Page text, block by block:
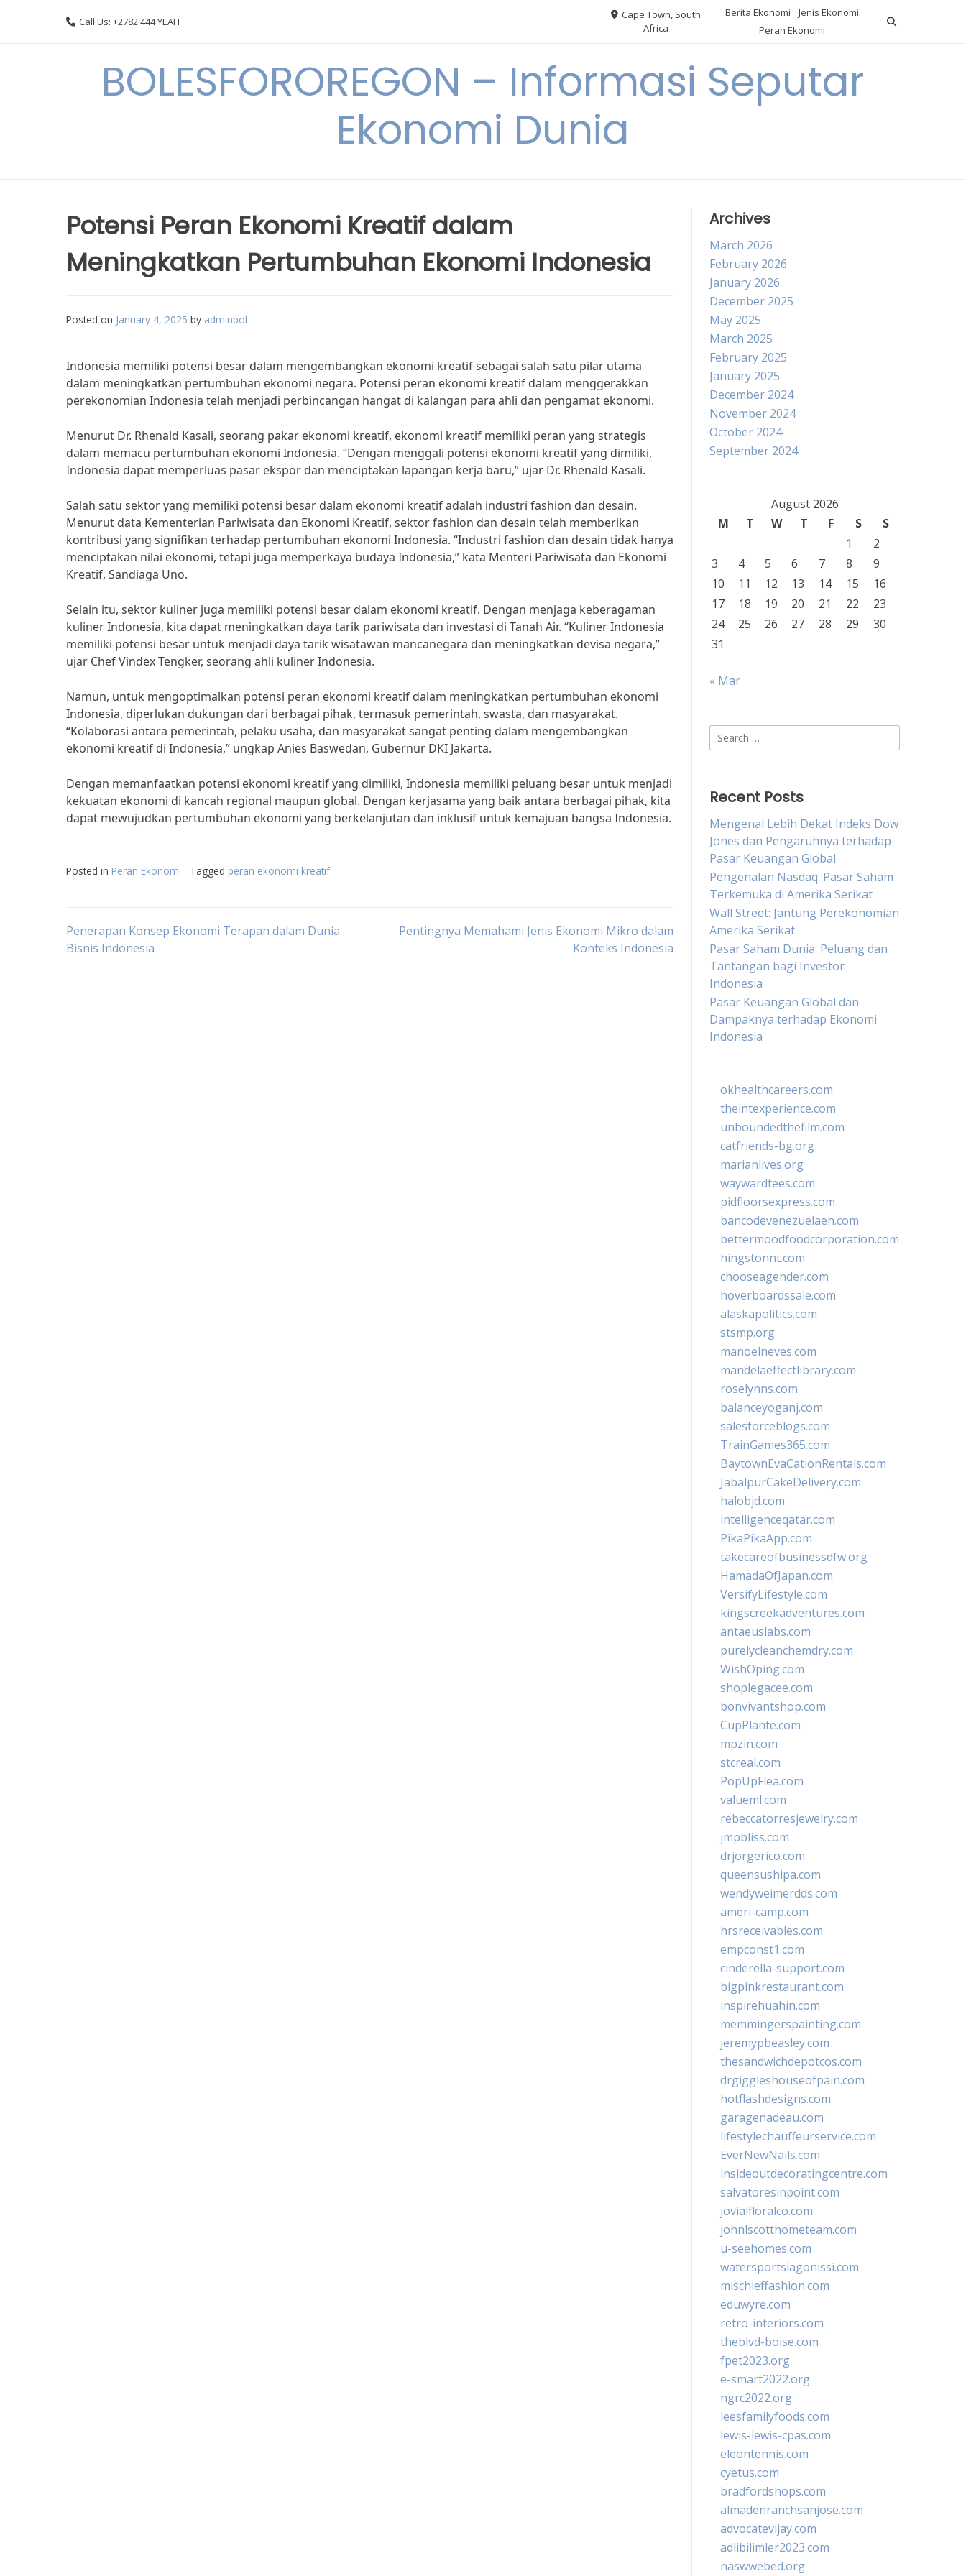
Call Us: +2782 444 YEAH
Cape Town, South
Africa
Berita Ekonomi
Jenis Ekonomi
Peran Ekonomi
BOLESFOROREGON – Informasi Seputar
Ekonomi Dunia
Potensi Peran Ekonomi Kreatif dalam
Meningkatkan Pertumbuhan Ekonomi Indonesia
Posted on January 4, 2025 by adminbol
Indonesia memiliki potensi besar dalam mengembangkan ekonomi kreatif sebagai salah satu pilar utama
dalam meningkatkan pertumbuhan ekonomi negara. Potensi peran ekonomi kreatif dalam menggerakkan
perekonomian Indonesia telah menjadi perbincangan hangat di kalangan para ahli dan pengamat ekonomi.
Menurut Dr. Rhenald Kasali, seorang pakar ekonomi kreatif, ekonomi kreatif memiliki peran yang strategis
dalam memacu pertumbuhan ekonomi Indonesia. “Dengan menggali potensi ekonomi kreatif yang dimiliki,
Indonesia dapat memperluas pasar ekspor dan menciptakan lapangan kerja baru,” ujar Dr. Rhenald Kasali.
Salah satu sektor yang memiliki potensi besar dalam ekonomi kreatif adalah industri fashion dan desain.
Menurut data Kementerian Pariwisata dan Ekonomi Kreatif, sektor fashion dan desain telah memberikan
kontribusi yang signifikan terhadap pertumbuhan ekonomi Indonesia. “Industri fashion dan desain tidak hanya
menciptakan nilai ekonomi, tetapi juga memperkaya budaya Indonesia,” kata Menteri Pariwisata dan Ekonomi
Kreatif, Sandiaga Uno.
Selain itu, sektor kuliner juga memiliki potensi besar dalam ekonomi kreatif. Dengan menjaga keberagaman
kuliner Indonesia, kita dapat meningkatkan daya tarik pariwisata dan investasi di Tanah Air. “Kuliner Indonesia
memiliki potensi besar untuk menjadi daya tarik wisatawan mancanegara dan meningkatkan devisa negara,”
ujar Chef Vindex Tengker, seorang ahli kuliner Indonesia.
Namun, untuk mengoptimalkan potensi peran ekonomi kreatif dalam meningkatkan pertumbuhan ekonomi
Indonesia, diperlukan dukungan dari berbagai pihak, termasuk pemerintah, swasta, dan masyarakat.
“Kolaborasi antara pemerintah, pelaku usaha, dan masyarakat sangat penting dalam mengembangkan
ekonomi kreatif di Indonesia,” ungkap Anies Baswedan, Gubernur DKI Jakarta.
Dengan memanfaatkan potensi ekonomi kreatif yang dimiliki, Indonesia memiliki peluang besar untuk menjadi
kekuatan ekonomi di kancah regional maupun global. Dengan kerjasama yang baik antara berbagai pihak, kita
dapat mewujudkan pertumbuhan ekonomi yang berkelanjutan dan inklusif untuk kemajuan bangsa Indonesia.
Posted in Peran Ekonomi Tagged peran ekonomi kreatif
Post
Penerapan Konsep Ekonomi Terapan dalam Dunia
Bisnis Indonesia
Pentingnya Memahami Jenis Ekonomi Mikro dalam
Konteks Indonesia
Archives
March 2026
February 2026
January 2026
December 2025
May 2025
March 2025
February 2025
January 2025
December 2024
November 2024
October 2024
September 2024
August 2026
M
T W T F S
S
1
2
3
4 5 6 7 8
9
10
11 12 13 14 15
16
17
18 19 20 21 22
23
24
25 26 27 28 29
30
31
« Mar
Search
for:
Recent Posts
Mengenal Lebih Dekat Indeks Dow
Jones dan Pengaruhnya terhadap
Pasar Keuangan Global
Pengenalan Nasdaq: Pasar Saham
Terkemuka di Amerika Serikat
Wall Street: Jantung Perekonomian
Amerika Serikat
Pasar Saham Dunia: Peluang dan
Tantangan bagi Investor
Indonesia
Pasar Keuangan Global dan
Dampaknya terhadap Ekonomi
Indonesia
okhealthcareers.com
theintexperience.com
unboundedthefilm.com
catfriends-bg.org
marianlives.org
waywardtees.com
pidfloorsexpress.com
bancodevenezuelaen.com
bettermoodfoodcorporation.com
hingstonnt.com
chooseagender.com
hoverboardssale.com
alaskapolitics.com
stsmp.org
manoelneves.com
mandelaeffectlibrary.com
roselynns.com
balanceyoganj.com
salesforceblogs.com
TrainGames365.com
BaytownEvaCationRentals.com
JabalpurCakeDelivery.com
halobjd.com
intelligenceqatar.com
PikaPikaApp.com
takecareofbusinessdfw.org
HamadaOfJapan.com
VersifyLifestyle.com
kingscreekadventures.com
antaeuslabs.com
purelycleanchemdry.com
WishOping.com
shoplegacee.com
bonvivantshop.com
CupPlante.com
mpzin.com
stcreal.com
PopUpFlea.com
valueml.com
rebeccatorresjewelry.com
jmpbliss.com
drjorgerico.com
queensushipa.com
wendyweimerdds.com
ameri-camp.com
hrsreceivables.com
empconst1.com
cinderella-support.com
bigpinkrestaurant.com
inspirehuahin.com
memmingerspainting.com
jeremypbeasley.com
thesandwichdepotcos.com
drgiggleshouseofpain.com
hotflashdesigns.com
garagenadeau.com
lifestylechauffeurservice.com
EverNewNails.com
insideoutdecoratingcentre.com
salvatoresinpoint.com
jovialfloralco.com
johnlscotthometeam.com
u-seehomes.com
watersportslagonissi.com
mischieffashion.com
eduwyre.com
retro-interiors.com
theblvd-boise.com
fpet2023.org
e-smart2022.org
ngrc2022.org
leesfamilyfoods.com
lewis-lewis-cpas.com
eleontennis.com
cyetus.com
bradfordshops.com
almadenranchsanjose.com
advocatevijay.com
adlibilimler2023.com
naswwebed.org